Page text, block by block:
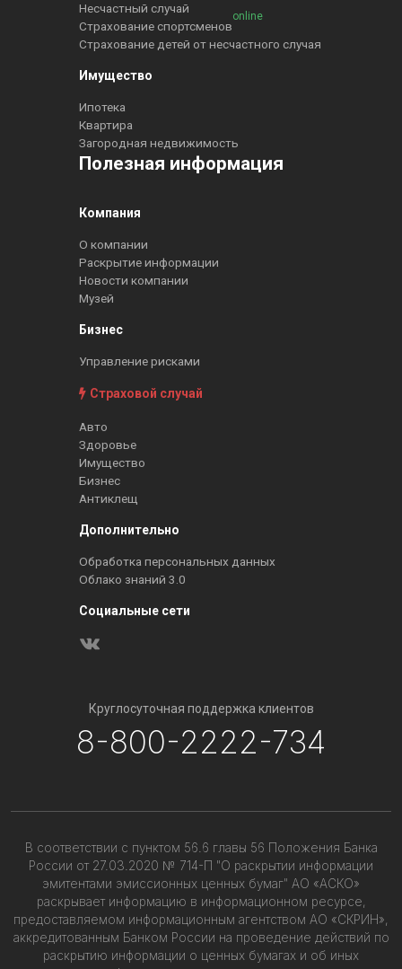
Несчастный случай
Страхование спортсменов
online
Страхование детей от несчастного случая
Имущество
Ипотека
Квартира
Загородная недвижимость
Полезная информация
Компания
О компании
Раскрытие информации
Новости компании
Музей
Бизнес
Управление рисками
Страховой случай
Авто
Здоровье
Имущество
Бизнес
Антиклещ
Дополнительно
Обработка персональных данных
Облако знаний 3.0
Социальные сети
Круглосуточная поддержка клиентов
8-800-2222-734
В соответствии с пунктом 56.6 главы 56 Положения Банка
России от 27.03.2020 № 714-П "О раскрытии информации
эмитентами эмиссионных ценных бумаг" АО «АСКО»
раскрывает информацию в информационном ресурсе,
предоставляемом информационным агентством АО «СКРИН»,
аккредитованным Банком России на проведение действий по
раскрытию информации о ценных бумагах и об иных